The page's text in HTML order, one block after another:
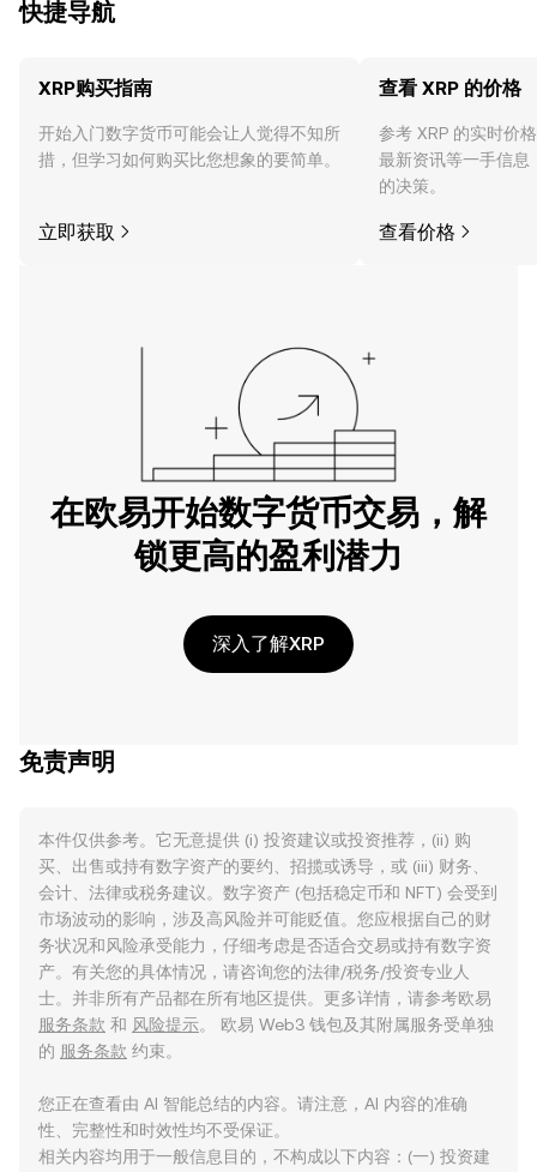
快捷导航
XRP购买指南
开始入门数字货币可能会让人觉得不知所
措，但学习如何购买比您想象的要简单。
立即获取
查看 XRP 的价格
参考 XRP 的实时价
最新资讯等一手信息
的决策。
查看价格
在欧易开始数字货币交易，解
锁更高的盈利潜力
深入了解XRP
免责声明
本件仅供参考。它无意提供 (i) 投资建议或投资推荐，(ii) 购
买、出售或持有数字资产的要约、招揽或诱导，或 (iii) 财务、
会计、法律或税务建议。数字资产 (包括稳定币和 NFT) 会受到
市场波动的影响，涉及高风险并可能贬值。您应根据自己的财
务状况和风险承受能力，仔细考虑是否适合交易或持有数字资
产。有关您的具体情况，请咨询您的法律/税务/投资专业人
士。并非所有产品都在所有地区提供。更多详情，请参考欧易
服务条款 和 风险提示。 欧易 Web3 钱包及其附属服务受单独
的 服务条款 约束。
您正在查看由 AI 智能总结的内容。请注意，AI 内容的准确
性、完整性和时效性均不受保证。
相关内容均用于一般信息目的，不构成以下内容：(一) 投资建